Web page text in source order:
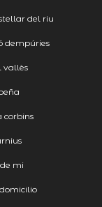
del riu
dempúries
vallès
corbins
mi